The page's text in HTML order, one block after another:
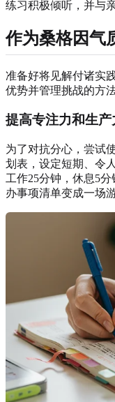
练习积极倾听，并与
作为桑格因气
准备好将见解付诸实
优势并管理挑战的方法
提高专注力和生
为了对抗分心，尝试
划表，设定短期、令
工作25分钟，休息5
办事项清单变成一场